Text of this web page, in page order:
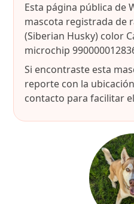
Esta página pública de
mascota registrada de
(Siberian Husky) color
microchip
Si encontraste esta
reporte con la
contacto para facilitar